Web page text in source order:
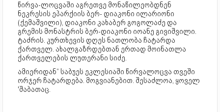
წირვა-ლოცვაში აგრეთვე მონაწილეობდნენ
ნეკრესის ეპარქიის ბერ- დიაკონი ილარიონი
(ქემაშვილი), დიაკონი კახაბერ გოგოლაძე და
გრემის მონასტრის ბერ-დიაკონი იოანე გივიშვილი.
ტაძრის. კურთხევის დღეს ნათლობა ჩატარდა
ქართველ. ახალგაზრდებთან ერთად მოინათლა
ქართველების ლუთერანი სიძე.
ამიერიდან” საბუეს ეკლესიაში წირვალოცვა თვეში
ორჯერ ჩატარდება. მოგვიანებით. შესაძლოა, ყოველ
'შაბათაც.